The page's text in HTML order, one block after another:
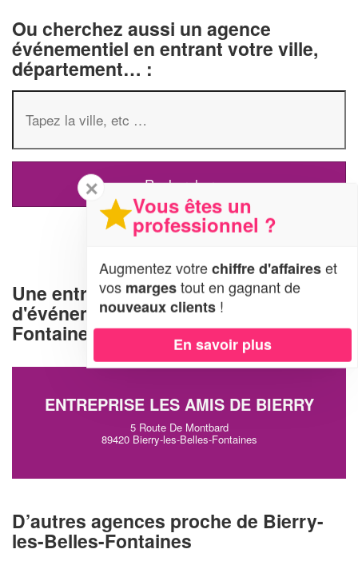
Ou cherchez aussi un agence
événementiel en entrant votre ville,
département… :
Une entreprise d'organisation
d'événements à Bierry-les-Belles-
Fontaines (89420)
ENTREPRISE LES AMIS DE BIERRY
5 Route De Montbard
89420 Bierry-les-Belles-Fontaines
D’autres agences proche de Bierry-
les-Belles-Fontaines
✕
Vous êtes un
professionnel ?
Augmentez votrechiffre d'affaireset
vos margestout en gagnant de
nouveaux clients !
En savoir plus